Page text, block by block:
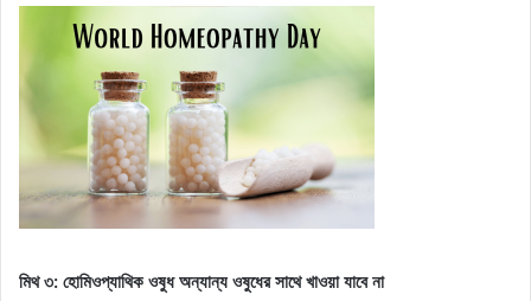
মিথ ৩: হোমিওপ্যাথিক ওষুধ অন্যান্য ওষুধের সাথে খাওয়া যাবে না